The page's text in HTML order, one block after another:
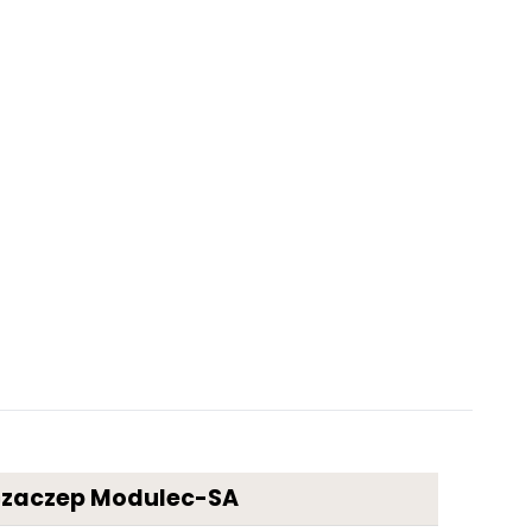
Modulec-SA